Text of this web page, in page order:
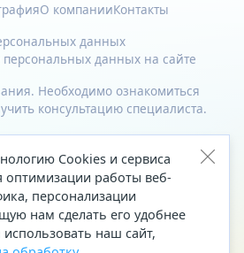
О компанииКонтакты
данных
персональных данных на сайте
Необходимо ознакомиться
консультацию специалиста.
защищены.
д. 19 (вход в здание со стороны
Cookies и сервиса
оптимизации работы веб-
персонализации
нам сделать его удобнее
наш сайт,